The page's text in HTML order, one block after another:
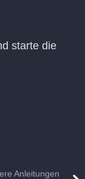
starte die
Anleitungen